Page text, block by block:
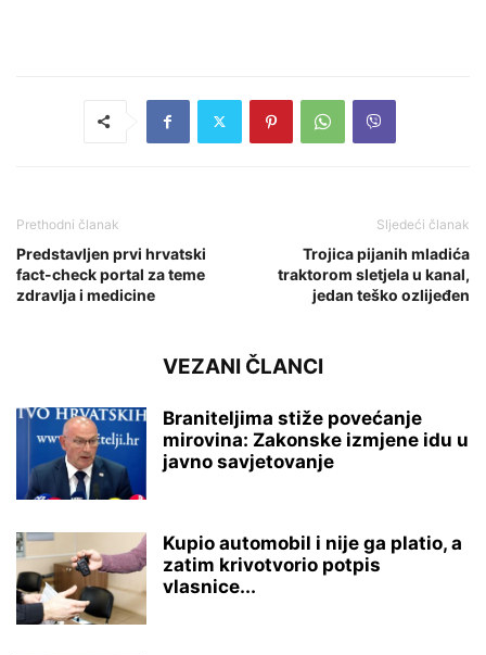
Prethodni članak
Predstavljen prvi hrvatski
fact-check portal za teme
zdravlja i medicine
Sljedeći članak
Trojica pijanih mladića
traktorom sletjela u kanal,
jedan teško ozlijeđen
VEZANI ČLANCI
Braniteljima stiže povećanje
mirovina: Zakonske izmjene idu u
javno savjetovanje
Kupio automobil i nije ga platio, a
zatim krivotvorio potpis
vlasnice...